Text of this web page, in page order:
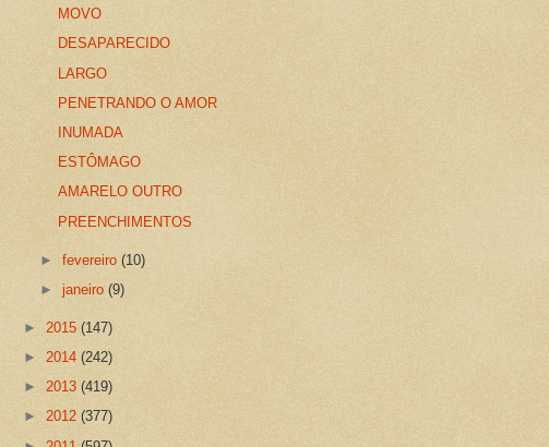
MOVO
DESAPARECIDO
LARGO
PENETRANDO O AMOR
INUMADA
ESTÔMAGO
AMARELO OUTRO
PREENCHIMENTOS
►fevereiro(10)
►janeiro(9)
► 2015 (147)
► 2014 (242)
► 2013 (419)
► 2012 (377)